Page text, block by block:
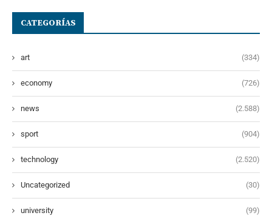
CATEGORÍAS
art (334)
economy (726)
news (2.588)
sport (904)
technology (2.520)
Uncategorized (30)
university (99)